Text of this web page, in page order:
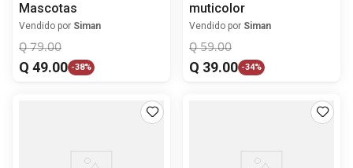
Mascotas
Vendido por Siman
Q 79.00
Q 49.00 -38%
muticolor
Vendido por Siman
Q 59.00
Q 39.00 -34%